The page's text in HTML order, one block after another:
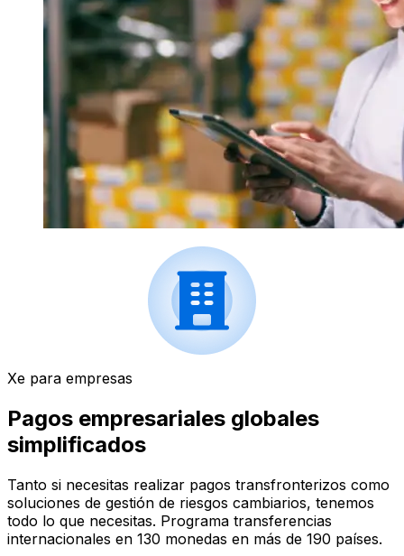
Xe para empresas
Pagos empresariales globales
simplificados
Tanto si necesitas realizar pagos transfronterizos como
soluciones de gestión de riesgos cambiarios, tenemos
todo lo que necesitas. Programa transferencias
internacionales en 130 monedas en más de 190 países.